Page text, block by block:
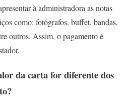
à administradora as notas
como: fotógrafos, buffet, bandas,
outros. Assim, o pagamento é
da carta for diferente dos